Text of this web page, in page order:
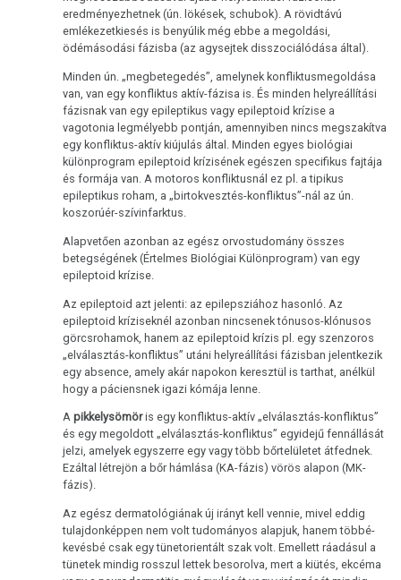
eredményezhetnek (ún. lökések, schubok). A rövidtávú
emlékezetkiesés is benyúlik még ebbe a megoldási,
ödémásodási fázisba (az agysejtek disszociálódása által).
Minden ún. „megbetegedés”, amelynek konfliktusmegoldása
van, van egy konfliktus aktív-fázisa is. És minden helyreállítási
fázisnak van egy epileptikus vagy epileptoid krízise a
vagotonia legmélyebb pontján, amennyiben nincs megszakítva
egy konfliktus-aktív kiújulás által. Minden egyes biológiai
különprogram epileptoid krízisének egészen specifikus fajtája
és formája van. A motoros konfliktusnál ez pl. a tipikus
epileptikus roham, a „birtokvesztés-konfliktus”-nál az ún.
koszorúér-szívinfarktus.
Alapvetően azonban az egész orvostudomány összes
betegségének (Értelmes Biológiai Különprogram) van egy
epileptoid krízise.
Az epileptoid azt jelenti: az epilepsziához hasonló. Az
epileptoid kríziseknél azonban nincsenek tónusos-klónusos
görcsrohamok, hanem az epileptoid krízis pl. egy szenzoros
„elválasztás-konfliktus” utáni helyreállítási fázisban jelentkezik
egy absence, amely akár napokon keresztül is tarthat, anélkül
hogy a páciensnek igazi kómája lenne.
Apikkelysömöris egy konfliktus-aktív „elválasztás-konfliktus”
és egy megoldott „elválasztás-konfliktus” egyidejű fennállását
jelzi, amelyek egyszerre egy vagy több bőrtelületet átfednek.
Ezáltal létrejön a bőr hámlása (KA-fázis) vörös alapon (MK-
fázis).
Az egész dermatológiának új irányt kell vennie, mivel eddig
tulajdonképpen nem volt tudományos alapjuk, hanem többé-
kevésbé csak egy tünetorientált szak volt. Emellett ráadásul a
tünetek mindig rosszul lettek besorolva, mert a kiütés, ekcéma